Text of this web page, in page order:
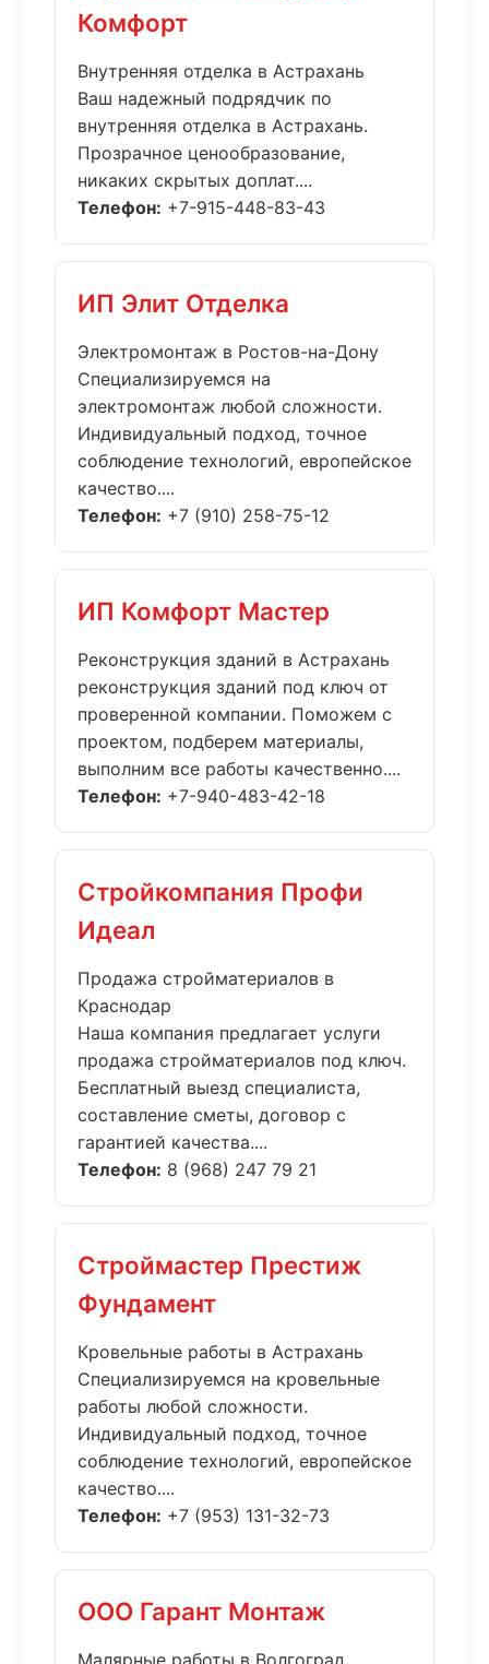
Комфорт
Внутренняя отделка в Астрахань
Ваш надежный подрядчик по
внутренняя отделка в Астрахань.
Прозрачное ценообразование,
никаких скрытых доплат....
Телефон: +7-915-448-83-43
ИП Элит Отделка
Электромонтаж в Ростов-на-Дону
Специализируемся на
электромонтаж любой сложности.
Индивидуальный подход, точное
соблюдение технологий, европейское
качество....
Телефон: +7 (910) 258-75-12
ИП Комфорт Мастер
Реконструкция зданий в Астрахань
реконструкция зданий под ключ от
проверенной компании. Поможем с
проектом, подберем материалы,
выполним все работы качественно....
Телефон: +7-940-483-42-18
Стройкомпания Профи
Идеал
Продажа стройматериалов в
Краснодар
Наша компания предлагает услуги
продажа стройматериалов под ключ.
Бесплатный выезд специалиста,
составление сметы, договор с
гарантией качества....
Телефон: 8 (968) 247 79 21
Строймастер Престиж
Фундамент
Кровельные работы в Астрахань
Специализируемся на кровельные
работы любой сложности.
Индивидуальный подход, точное
соблюдение технологий, европейское
качество....
Телефон: +7 (953) 131-32-73
ООО Гарант Монтаж
Малярные работы в Волгоград